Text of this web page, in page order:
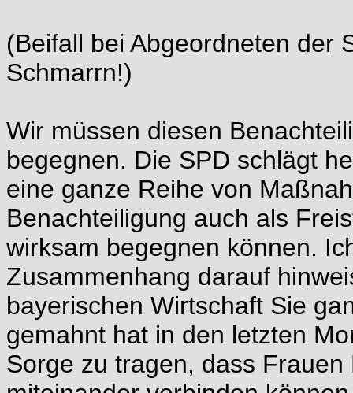
(Beifall bei Abgeordneten der
Schmarrn!)
Wir müssen diesen
begegnen. Die SPD schlägt
eine ganze Reihe von
Benachteiligung auch als
wirksam begegnen können.
Zusammenhang darauf
bayerischen Wirtschaft Sie
gemahnt hat in den letzten
Sorge zu tragen, dass